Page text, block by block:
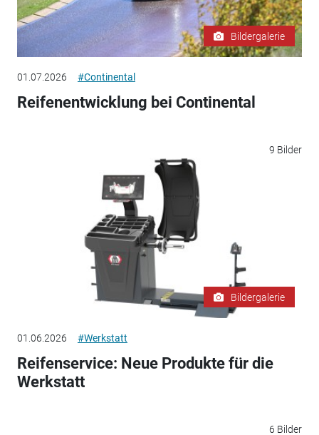
Bildergalerie
01.07.2026 #Continental
Reifenentwicklung bei Continental
9 Bilder
Bildergalerie
01.06.2026 #Werkstatt
Reifenservice: Neue Produkte für die
Werkstatt
6 Bilder